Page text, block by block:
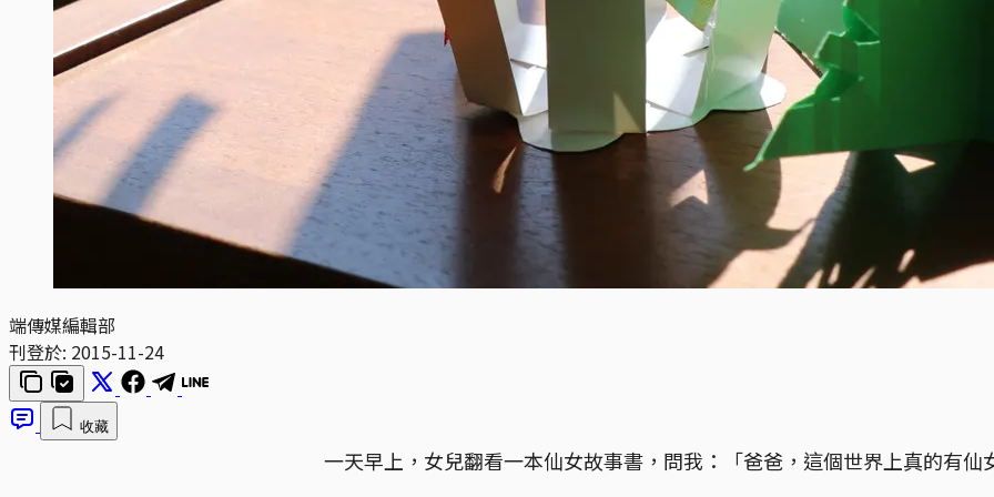
端傳媒編輯部
刊登於: 2015-11-24
收藏
一天早上，女兒翻看一本仙女故事書，問我：「爸爸，這個世界上真的有仙